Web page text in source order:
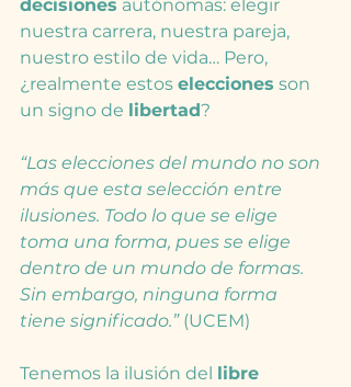
decisiones autónomas: elegir
nuestra carrera, nuestra pareja,
nuestro estilo de vida… Pero,
¿realmente estos elecciones son
un signo de libertad?
“Las elecciones del mundo no son
más que esta selección entre
ilusiones. Todo lo que se elige
toma una forma, pues se elige
dentro de un mundo de formas.
Sin embargo, ninguna forma
tiene significado.” (UCEM)
Tenemos la ilusión del libre